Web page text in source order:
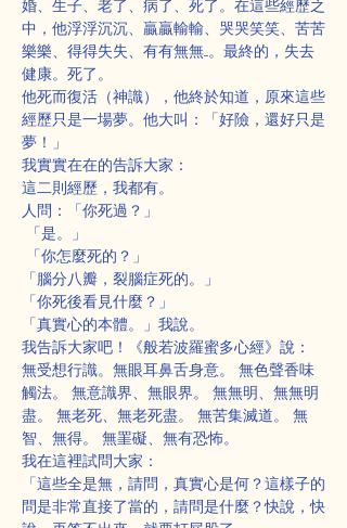
婚、生子、老了、病了、死了。在這些經歷之
中，他浮浮沉沉、贏贏輸輸、哭哭笑笑、苦苦
樂樂、得得失失、有有無無....。最終的，失去
健康。死了。
他死而復活（神識），他終於知道，原來這些
經歷只是一場夢。他大叫：「好險，還好只是
夢！」
我實實在在的告訴大家：
這二則經歷，我都有。
人問：「你死過？」
「是。」
「你怎麼死的？」
「腦分八瓣，裂腦症死的。」
「你死後看見什麼？」
「真實心的本體。」我說。
我告訴大家吧！《般若波羅蜜多心經》說：
無受想行識。無眼耳鼻舌身意。 無色聲香味
觸法。 無意識界、無眼界。 無無明、無無明
盡。 無老死、無老死盡。 無苦集滅道。 無
智、無得。 無罣礙、無有恐怖。
我在這裡試問大家：
「這些全是無，請問，真實心是何？這樣子的
問是非常直接了當的，請問是什麼？快說，快